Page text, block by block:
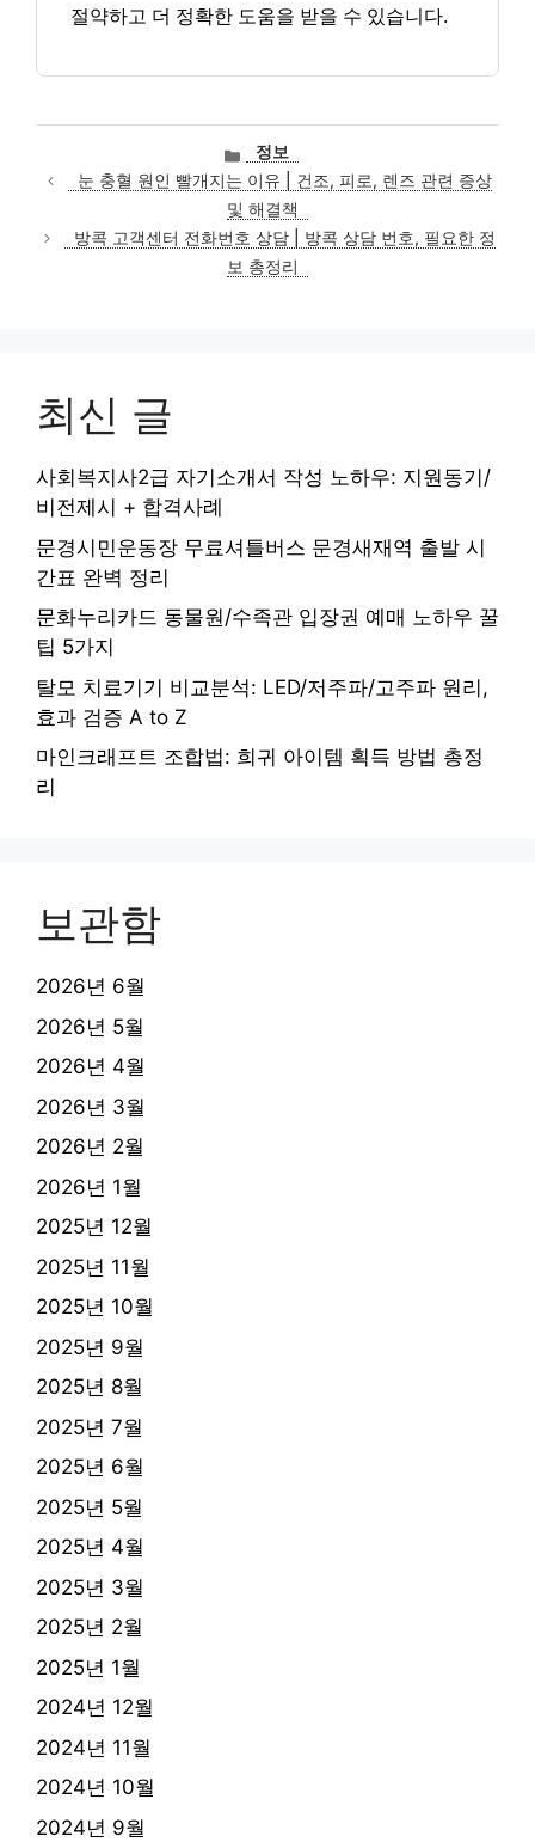
절약하고 더 정확한 도움을 받을 수 있습니다.
카
테
고
리
정보
눈 충혈 원인 빨개지는 이유 | 건조, 피로, 렌즈 관련 증상
및 해결책
방콕 고객센터 전화번호 상담 | 방콕 상담 번호, 필요한 정
보 총정리
최신 글
사회복지사2급 자기소개서 작성 노하우: 지원동기/
비전제시 + 합격사례
문경시민운동장 무료셔틀버스 문경새재역 출발 시
간표 완벽 정리
문화누리카드 동물원/수족관 입장권 예매 노하우 꿀
팁 5가지
탈모 치료기기 비교분석: LED/저주파/고주파 원리,
효과 검증 A to Z
마인크래프트 조합법: 희귀 아이템 획득 방법 총정
리
보관함
2026년 6월
2026년 5월
2026년 4월
2026년 3월
2026년 2월
2026년 1월
2025년 12월
2025년 11월
2025년 10월
2025년 9월
2025년 8월
2025년 7월
2025년 6월
2025년 5월
2025년 4월
2025년 3월
2025년 2월
2025년 1월
2024년 12월
2024년 11월
2024년 10월
2024년 9월